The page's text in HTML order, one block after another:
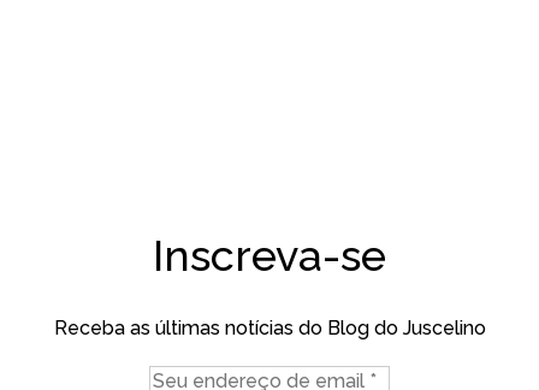
Inscreva-se
Receba as últimas notícias do Blog do Juscelino